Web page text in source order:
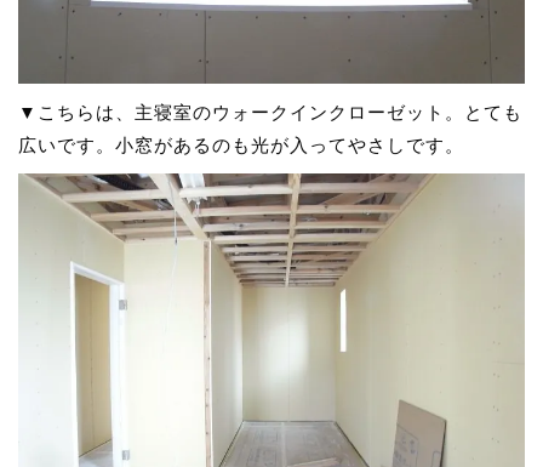
▼こちらは、主寝室のウォークインクローゼット。とても
広いです。小窓があるのも光が入ってやさしです。